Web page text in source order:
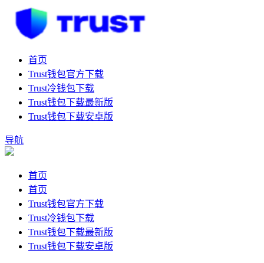
首页
Trust钱包官方下载
Trust冷钱包下载
Trust钱包下载最新版
Trust钱包下载安卓版
导航
首页
首页
Trust钱包官方下载
Trust冷钱包下载
Trust钱包下载最新版
Trust钱包下载安卓版